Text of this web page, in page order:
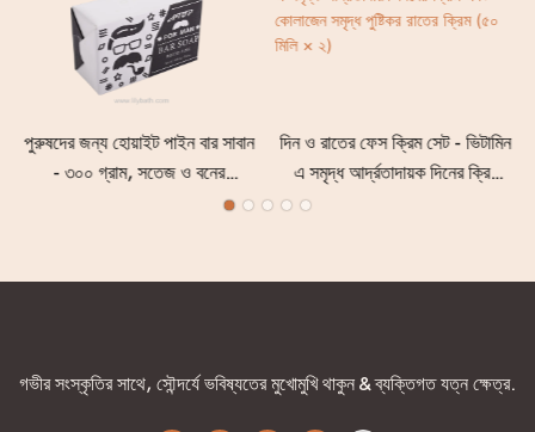
পুরুষদের জন্য হোয়াইট পাইন বার সাবান
- ৩০০ গ্রাম, সতেজ ও বনের
সুগন্ধযুক্ত ময়েশ্চারাইজিং ও গভীর
দিন ও রাতের ফেস ক্রিম সেট - ভিটামিন
এ সমৃদ্ধ আর্দ্রতাদায়ক দিনের ক্রিম
এবং কোলাজেন সমৃদ্ধ পুষ্টিকর রাতের
গভীর সংস্কৃতির সাথে, সৌন্দর্যে ভবিষ্যতের মুখোমুখি থাকুন & ব্যক্তিগত যত্ন ক্ষেত্র.